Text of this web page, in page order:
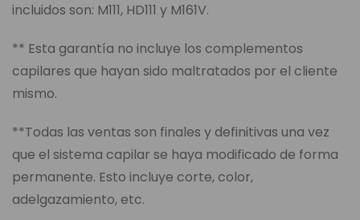
incluidos son: M111, HD111 y M161V.
** Esta garantía no incluye los complementos
capilares que hayan sido maltratados por el cliente
mismo.
**Todas las ventas son finales y definitivas una vez
que el sistema capilar se haya modificado de forma
permanente. Esto incluye corte, color,
adelgazamiento, etc.